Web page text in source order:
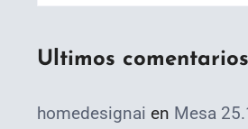
Ultimos comentarios
homedesignai en Mesa